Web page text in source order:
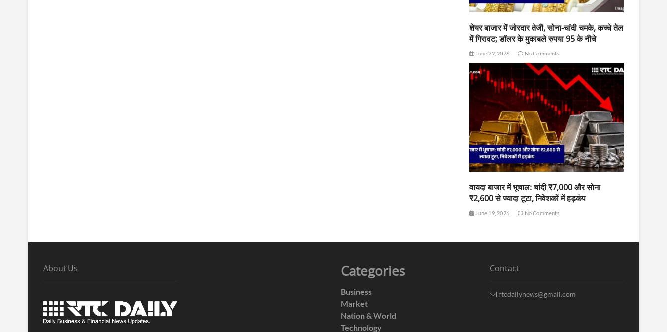
शेयर बाजार में जोरदार तेजी, सोना-चांदी चमके, कच्चे तेल
में गिरावट; डॉलर के मुकाबले रुपया 95 के नीचे
June 22, 2026 No Comments
वायदा बाजार में भूचाल: चांदी ₹7,000 और सोना
₹2,600 से ज्यादा टूटा, निवेशकों में हड़कंप
June 19, 2026 No Comments
About Us Categories
Business
Market
Nation & World
Technology
Contact
rtcdailynews@gmail.com